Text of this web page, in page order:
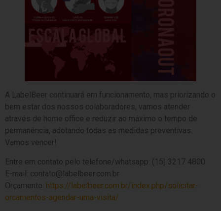
A LabelBeer continuará em funcionamento, mas priorizando o
bem estar dos nossos colaboradores, vamos atender
através de home office e reduzir ao máximo o tempo de
permanência, adotando todas as medidas preventivas.
Vamos vencer!
Entre em contato pelo telefone/whatsapp: (15) 3217 4800
E-mail: contato@labelbeer.com.br
Orçamento: https://labelbeer.com.br/index.php/solicitar-
orcamentos-agendar-uma-visita/